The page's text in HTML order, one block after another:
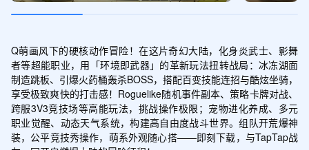
Q萌画风下的硬核动作冒险！在这片奇幻大陆，化身炎武士、影舞
者等超能职业，用「环境即武器」的革新玩法扭转战局：冰冻湖面
制造跳板、引爆火药桶轰杀BOSS，搭配百变技能连招与酷炫坐骑，
享受极致爽快的打击感！Roguelike随机事件副本、策略卡牌对战、
跨服3V3竞技场等高能玩法，挑战操作极限；宠物进化养成、多元
职业觉醒、动态天气系统，构建高自由度战斗世界。组队开荒爆神
装，公平竞技秀操作，萌系外观随心搭——即刻下载，与TapTap战